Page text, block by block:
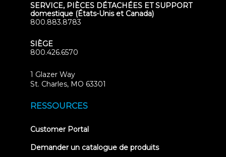
SERVICE, PIÈCES DÉTACHÉES ET SUPPORT
domestique (États-Unis et Canada)
800.883.8783
SIÈGE
800.426.6570
1 Glazer Way
St. Charles, MO 63301
RESSOURCES
Customer Portal(opens
new
Demander un catalogue de produits